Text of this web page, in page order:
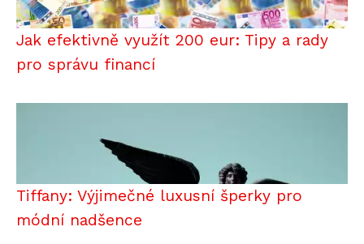
Jak efektivně využít 200 eur: Tipy a rady
pro správu financí
Tiffany: Výjimečné luxusní šperky pro
módní nadšence